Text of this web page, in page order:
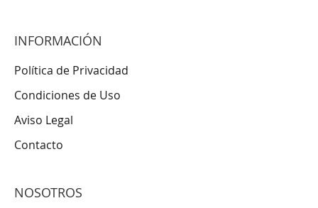
INFORMACIÓN
Política de Privacidad
Condiciones de Uso
Aviso Legal
Contacto
NOSOTROS